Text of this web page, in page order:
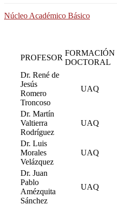
Núcleo Académico Básico
PROFESOR
FORMACIÓN
DOCTORAL
Dr. René de
Jesús
Romero
Troncoso
UAQ
Dr. Martín
Valtierra
Rodríguez
UAQ
Dr. Luis
Morales
Velázquez
UAQ
Dr. Juan
Pablo
Amézquita
Sánchez
UAQ